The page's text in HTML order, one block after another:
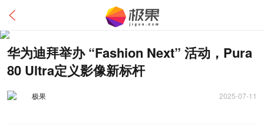
华为迪拜举办 “Fashion Next” 活动，Pura
80 Ultra定义影像新标杆​
极果 2025-07-11